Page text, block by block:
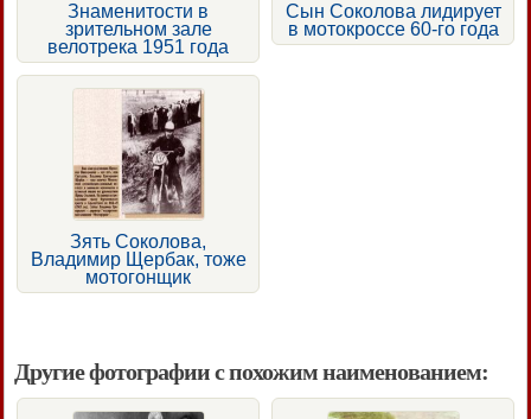
Знаменитости в
зрительном зале
велотрека 1951 года
Сын Соколова лидирует
в мотокроссе 60-го года
Зять Соколова,
Владимир Щербак, тоже
мотогонщик
Другие фотографии с похожим наименованием: